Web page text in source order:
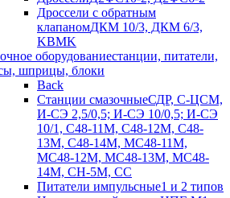
Дроссели с обратным
клапаномДКМ 10/3, ДКМ 6/3,
KBMK
оборудованиестанции, питатели,
шприцы, блоки
Back
Станции смазочныеСДР, С-ЦСМ,
И-СЭ 2,5/0,5; И-СЭ 10/0,5; И-СЭ
10/1, С48-11М, С48-12М, С48-
13М, С48-14М, МС48-11М,
МС48-12М, МС48-13М, МС48-
14М, СН-5М, CC
Питатели импульсные1 и 2 типов